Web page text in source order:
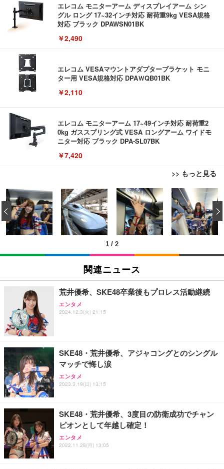
エレコム モニターアーム ディスプレイアーム シン
グル ロング 17~32インチ対応 耐荷重9kg VESA規格
対応 ブラック DPAWSN01BK
￥2,490
エレコム VESAマウントアダプターブラケット モニ
ター用 VESA規格対応 DPAＷQB01BK
￥2,110
エレコム モニターアーム 17~49インチ対応 耐荷重2
0kg ガススプリング式 VESA ロングアーム ワイドモ
ニター対応 ブラック DPA-SL07BK
￥7,420
>> もっと見る
エレコム ワイヤレスマウス Bluetooth Slint M-TM1
0BBWH/EC 薄型 静音 4ボタン プレゼンモード機能
付 Windows Mac Android iOS iPadOS FireOS対応
ホワイト
￥1,390
エレコム ワイヤレスマウス Bluetooth EX-G 握りの
ガンメタリック M-XGM15BBSGM/EC
￥1,890
エレコム ワイヤレスマウス 静音 Slint Bluetooth 無
線2.4GHz 3台マルチペアリング 薄型 軽量 充電式 M
サイズ ブラック M-TM25MBMSABK
マウス 無線 静音 ワイヤレスマウス Bluetooth 5.4 2.
4GHz Type-C 充電式 無線マウス 薄型 3段階DPI切替
【ミニPC 最強 ゲーミング PC】GMKtec NucBox K
8 PlusミニPCゲーミング AMD R7 8845HS搭載 【R
9 7940HS/8745HS/H255より上位】Radeon 780M | 1
28GB DDR5拡張可能 32GB DDR5+1TB SSD |Oculi
nk・USB4.0×2 | Win11 Pro 5.1GHz | Win11 Pro | 8
K 4画面対応
￥122,848
【法人向け・5年安定ビジネスに最適】GMKtec ミニ
SSD】8コア16スレッド 最大4.5GHz Win11 Pro 小
型PC 2.5G有線LAN Wi-Fi 6E BT5.2 8K3画面同時出
力 HDMI2.0/DP1.4/USB-C M.2 SSD 16TB拡張対応
コンパクト 静音ミニPC ゲーミングPC
￥86,999
【ミニpc 最新第12世代 N95 省電力 N97より高速】B
ミニパソコン B4Plus
GMKtec ミニPC G11初登場 AMD Ryzen Embedde
d R2514搭載 16GB DDR4＋256GB SSD動作より安
定 最大3.7GHz｜4K×3画面出力・2.5GLAN HDMI 2.
【整備済み品】富士通 ESPRIMO Q558 ミニPC i5第
9世代 16GB SSD256GB Win11 Office2021 WiFi
AOUTNアクションカメラ メガネカメラ 2 7K Wi Fi
対応 一人称視点撮影 ブラック 眼鏡装着型 液晶画面
付き サイクリング用 | 広角レンズ搭載 軽量設計 簡
単装着 長時間記録対応 液晶画面搭載 広角撮影対応
軽量ボディ設計 録音機能対応 着脱しやすい構造 旅
行記録にも使いやすい (S111 ブラック + イヤーフッ
￥8,999
1080P ポータブルウェアラブルカメラ旅行用軽量ビ
デオレコーダー軽量トラベルカメラ
￥3,255
XXA4Kアクションカメラ ウェアラブルカメラ Vlog
タンド付き 日本語取扱説明書 (ピンク)
スパイカメラ探知機ファインダー、 家庭用および保
護用、 操作およびスキャンデバイス付き車用隠しカ
メラファインダー
Vlog アクションカメラ、回転レンズ付き、フロント
スクリーン、Type-C 充電、毎日の Vlog 用 1080P
ハンドヘルドカメラ ポケットサイクリング映像 毎日
1 / 2
‹
関連ニュース
荒井優希、SKE48卒業後もプロレス活動継続
エンタメ
2024.12.3(火) 21:15
SKE48・荒井優希、アジャコングとのシングル
マッチで悔し涙
エンタメ
2023.3.19(日) 13:15
SKE48・荒井優希、3度目の防衛成功でチャン
ピオンとして年越し確定！
エンタメ
2022.11.28(月) 13:05